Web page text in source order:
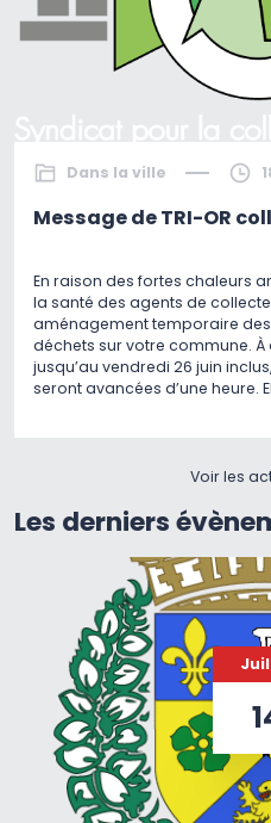
Dans la ville
Message de TRI-OR
En raison des fortes chaleurs
la santé des agents de
aménagement temporaire
déchets sur votre commune.
jusqu’au vendredi 26 juin
seront avancées d’une heure.
Voir les
Les derniers